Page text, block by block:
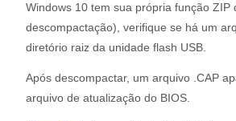
Windows 10 tem sua própria função ZIP
descompactação), verifique se há um
diretório raiz da unidade flash USB.
Após descompactar, um arquivo .CAP
arquivo de atualização do BIOS.